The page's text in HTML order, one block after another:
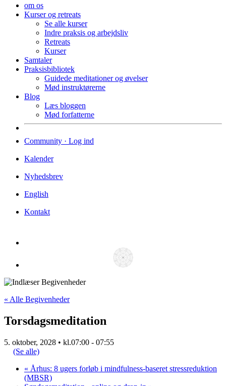
om os
Kurser og retreats
Se alle kurser
Indre praksis og arbejdsliv
Retreats
Kurser
Samtaler
Praksisbibliotek
Guidede meditationer og øvelser
Mød instruktørerne
Blog
Læs bloggen
Mød forfatterne
Community · Log ind
Kalender
Nyhedsbrev
English
Kontakt
« Alle Begivenheder
Torsdagsmeditation
5. oktober, 2028 • kl.07:00 - 07:55
(Se alle)
« Århus: 8 ugers forløb i mindfulness-baseret stressreduktion
(MBSR)